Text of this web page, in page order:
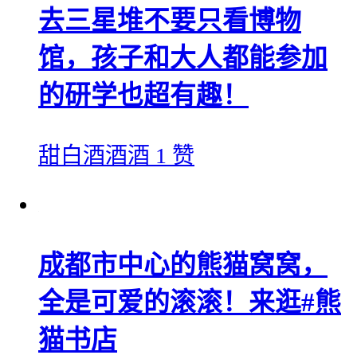
去三星堆不要只看博物
馆，孩子和大人都能参加
的研学也超有趣！
甜白酒酒酒 1 赞
成都市中心的熊猫窝窝，
全是可爱的滚滚！来逛#熊
猫书店